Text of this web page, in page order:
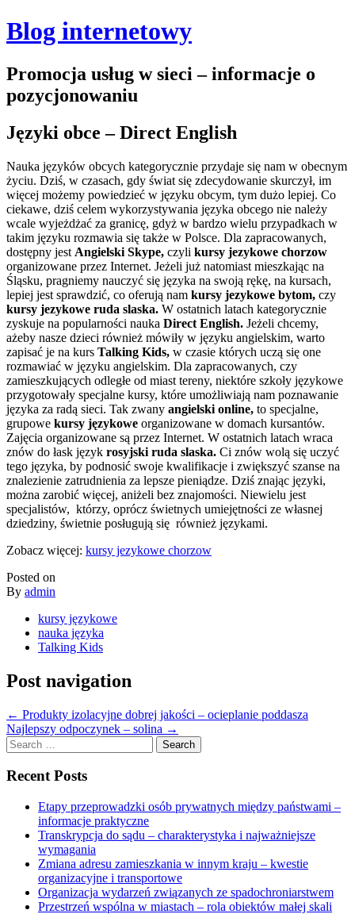
Blog internetowy
Promocja usług w sieci – informacje o
pozycjonowaniu
Języki obce – Direct English
Nauka języków obcych kategorycznie przydaje się nam w obecnym
życiu. Dziś, w czasach, gdy świat się zdecydowanie skurczył, im
więcej możemy powiedzieć w języku obcym, tym dużo lepiej. Co
ciekawe, dziś celem wykorzystywania języka obcego nie należy
wcale wyjeżdżać za granicę, gdyż w bardzo wielu przypadkach w
takim języku rozmawia się także w Polsce. Dla zapracowanych,
dostępny jest Angielski Skype, czyli kursy jezykowe chorzow
organizowane przez Internet. Jeżeli już natomiast mieszkając na
Śląsku, pragniemy nauczyć się języka na swoją rękę, na kursach,
lepiej jest sprawdzić, co oferują nam kursy jezykowe bytom, czy
kursy jezykowe ruda slaska. W ostatnich latach kategorycznie
zyskuje na popularności nauka Direct English. Jeżeli chcemy,
ażeby nasze dzieci również mówiły w języku angielskim, warto
zapisać je na kurs Talking Kids, w czasie których uczą się one
rozmawiać w języku angielskim. Dla zapracowanych, czy
zamieszkujących odległe od miast tereny, niektóre szkoły językowe
przygotowały specjalne kursy, które umożliwiają nam poznawanie
języka za radą sieci. Tak zwany angielski online, to specjalne,
grupowe kursy językowe organizowane w domach kursantów.
Zajęcia organizowane są przez Internet. W ostatnich latach wraca
znów do łask język rosyjski ruda slaska. Ci znów wolą się uczyć
tego języka, by podnosić swoje kwalifikacje i zwiększyć szanse na
znalezienie zatrudnienia za lepsze pieniądze. Dziś znając języki,
można zarobić więcej, aniżeli bez znajomości. Niewielu jest
specjalistów, którzy, oprócz świetnych umiejętności ze własnej
dziedziny, świetnie posługują się również językami.
Zobacz więcej: kursy jezykowe chorzow
Posted on
By admin
kursy językowe
nauka języka
Talking Kids
Post navigation
← Produkty izolacyjne dobrej jakości – ocieplanie poddasza
Najlepszy odpoczynek – solina →
Search
for:
Recent Posts
Etapy przeprowadzki osób prywatnych między państwami –
informacje praktyczne
Transkrypcja do sądu – charakterystyka i najważniejsze
wymagania
Zmiana adresu zamieszkania w innym kraju – kwestie
organizacyjne i transportowe
Organizacja wydarzeń związanych ze spadochroniarstwem
Przestrzeń wspólna w miastach – rola obiektów małej skali